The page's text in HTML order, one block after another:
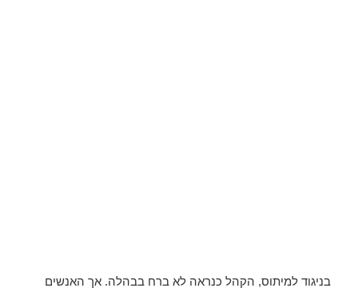
בניגוד למיתוס, הקהל כנראה לא ברח בבהלה. אך האנשים